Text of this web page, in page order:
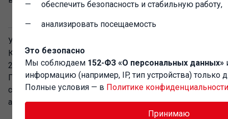
Учебный комплект
КОМПАС-3D V13 на
250 мест.
Проектирование в
строительстве и
архитектруре.
обеспечить безопасность и стабильную работу,
анализировать посещаемость
Это безопасно
Мы соблюдаем 152-ФЗ «О персональных данных»
информацию (например, IP, тип устройства) только
Полные условия — в Политике конфиденциальности
Принимаю